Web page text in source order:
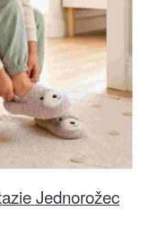
Jednorožec